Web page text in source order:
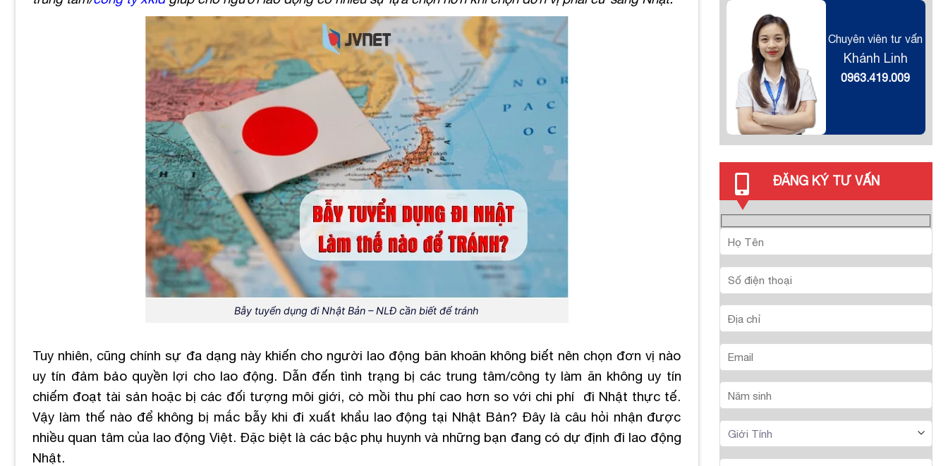
Bẫy tuyển dụng đi Nhật Bản – NLĐ cần biết để tránh
Tuy nhiên, cũng chính sự đa dạng này khiến cho người lao động băn khoăn không biết nên chọn đơn vị nào
uy tín đảm bảo quyền lợi cho lao động. Dẫn đến tình trạng bị các trung tâm/công ty làm ăn không uy tín
chiếm đoạt tài sản hoặc bị các đối tượng môi giới, cò mồi thu phí cao hơn so với chi phí đi Nhật thực tế.
Vậy làm thế nào để không bị mắc bẫy khi đi xuất khẩu lao động tại Nhật Bản? Đây là câu hỏi nhận được
nhiều quan tâm của lao động Việt. Đặc biệt là các bậc phụ huynh và những bạn đang có dự định đi lao động
Nhật.
Chuyên viên tư vấn
Khánh Linh
0963.419.009
ĐĂNG KÝ TƯ VẤN